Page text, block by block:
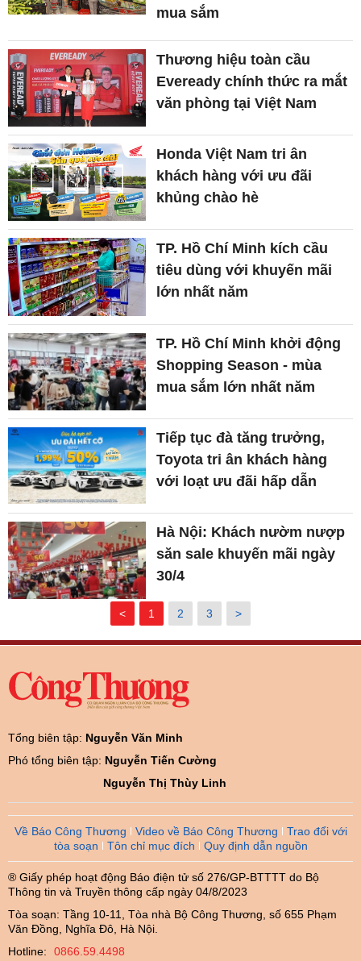
mua sắm
Thương hiệu toàn cầu
Eveready chính thức ra mắt
văn phòng tại Việt Nam
Honda Việt Nam tri ân
khách hàng với ưu đãi
khủng chào hè
TP. Hồ Chí Minh kích cầu
tiêu dùng với khuyến mãi
lớn nhất năm
TP. Hồ Chí Minh khởi động
Shopping Season - mùa
mua sắm lớn nhất năm
Tiếp tục đà tăng trưởng,
Toyota tri ân khách hàng
với loạt ưu đãi hấp dẫn
Hà Nội: Khách nườm nượp
săn sale khuyến mãi ngày
30/4
< 1 2 3 >
Tổng biên tập: Nguyễn Văn Minh
Phó tổng biên tập: Nguyễn Tiến Cường
Nguyễn Thị Thùy Linh
Về Báo Công Thương Video về Báo Công Thương
Trao đổi với
tòa soạn
Tôn chỉ mục đích Quy định dẫn nguồn
® Giấy phép hoạt động Báo điện tử số 276/GP-BTTTT do Bộ
Thông tin và Truyền thông cấp ngày 04/8/2023
Tòa soạn: Tầng 10-11, Tòa nhà Bộ Công Thương, số 655 Phạm
Văn Đồng, Nghĩa Đô, Hà Nội.
Hotline:
0866.59.4498